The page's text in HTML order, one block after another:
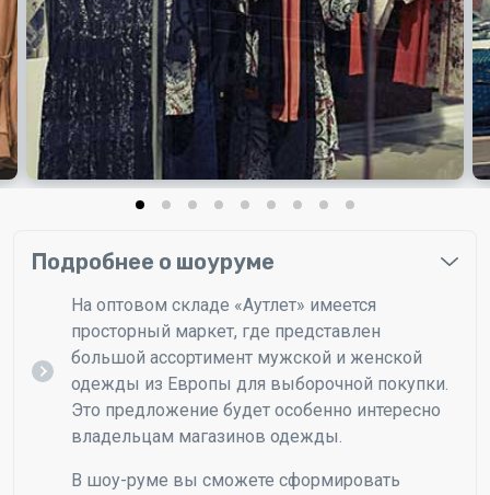
9 Толстовки CAN
Классные Канадские толстовки. Толстовки
универсальные, как женские, так и мужские
Ваша цена 450 ₽/шт
Подробнее о шоуруме
На оптовом складе «Аутлет» имеется
просторный маркет, где представлен
большой ассортимент мужской и женской
одежды из Европы для выборочной покупки.
Это предложение будет особенно интересно
владельцам магазинов одежды.
В шоу-руме вы сможете сформировать